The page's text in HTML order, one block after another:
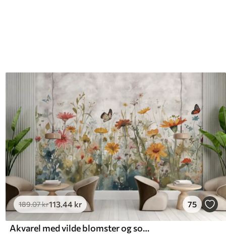
189.07kr113.44 kr 75
Akvarel med vilde blomster og sommerfugle